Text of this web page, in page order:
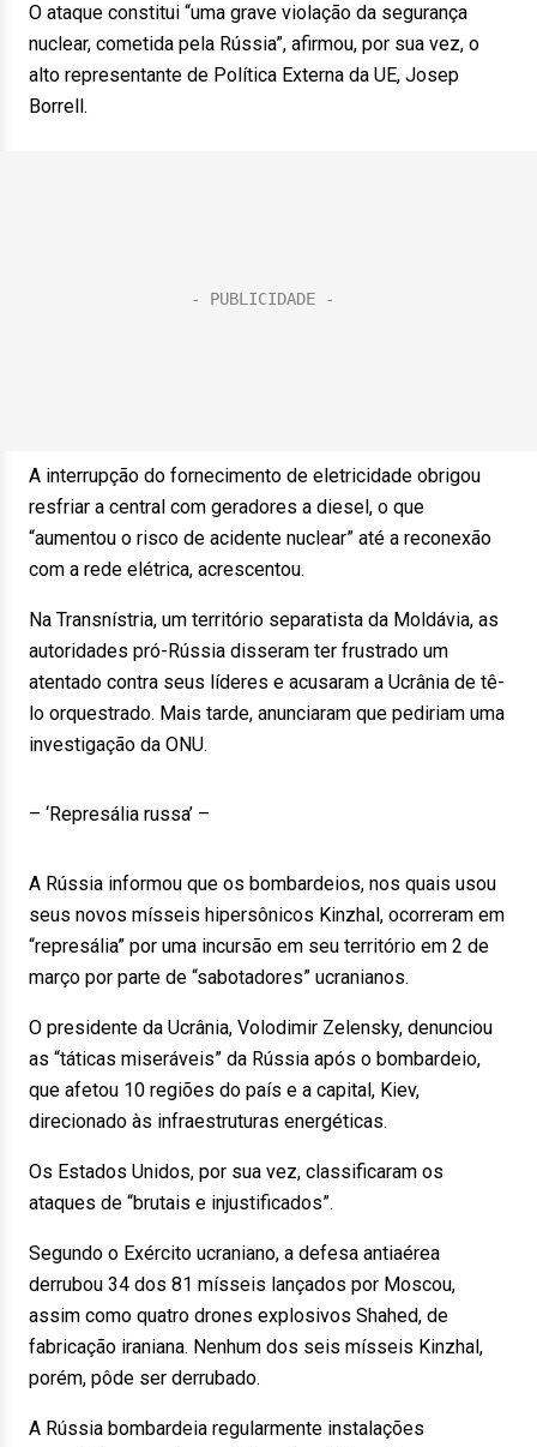
O ataque constitui “uma grave violação da segurança
nuclear, cometida pela Rússia”, afirmou, por sua vez, o
alto representante de Política Externa da UE, Josep
Borrell.
A interrupção do fornecimento de eletricidade obrigou
resfriar a central com geradores a diesel, o que
“aumentou o risco de acidente nuclear” até a reconexão
com a rede elétrica, acrescentou.
Na Transnístria, um território separatista da Moldávia, as
autoridades pró-Rússia disseram ter frustrado um
atentado contra seus líderes e acusaram a Ucrânia de tê-
lo orquestrado. Mais tarde, anunciaram que pediriam uma
investigação da ONU.
– ‘Represália russa’ –
A Rússia informou que os bombardeios, nos quais usou
seus novos mísseis hipersônicos Kinzhal, ocorreram em
“represália” por uma incursão em seu território em 2 de
março por parte de “sabotadores” ucranianos.
O presidente da Ucrânia, Volodimir Zelensky, denunciou
as “táticas miseráveis” da Rússia após o bombardeio,
que afetou 10 regiões do país e a capital, Kiev,
direcionado às infraestruturas energéticas.
Os Estados Unidos, por sua vez, classificaram os
ataques de “brutais e injustificados”.
Segundo o Exército ucraniano, a defesa antiaérea
derrubou 34 dos 81 mísseis lançados por Moscou,
assim como quatro drones explosivos Shahed, de
fabricação iraniana. Nenhum dos seis mísseis Kinzhal,
porém, pôde ser derrubado.
A Rússia bombardeia regularmente instalações